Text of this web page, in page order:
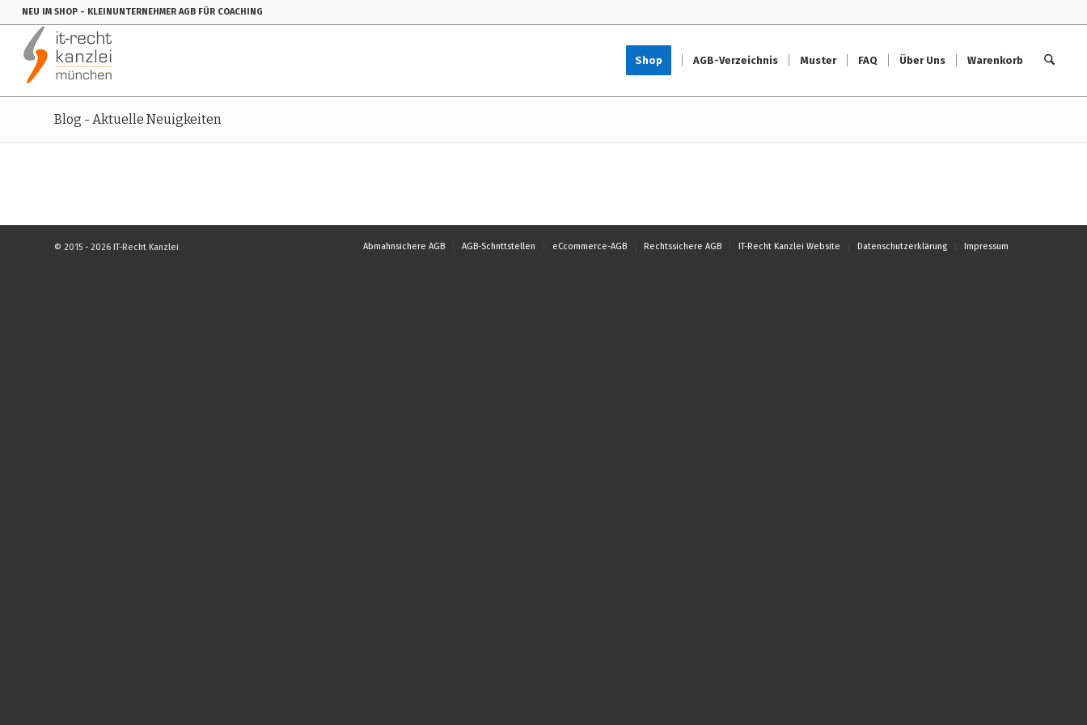
NEU IM SHOP - KLEINUNTERNEHMER AGB FÜR COACHING
Shop AGB-Verzeichnis Muster FAQ Über Uns Warenkorb
Blog - Aktuelle Neuigkeiten
© 2015 - 2026 IT-Recht Kanzlei Abmahnsichere AGB AGB-Schnttstellen eCcommerce-AGB Rechtssichere AGB IT-Recht Kanzlei Website Datenschutzerklärung Impressum